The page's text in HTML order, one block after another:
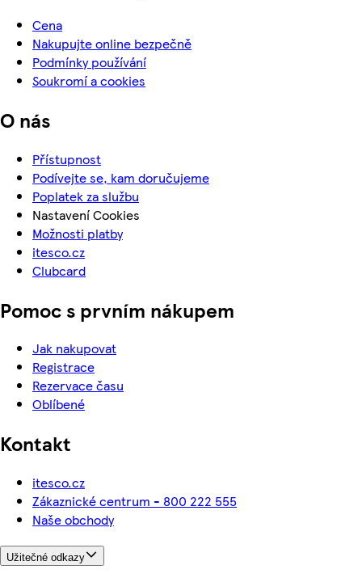
Cena
Nakupujte online bezpečně
Podmínky používání
Soukromí a cookies
O nás
Přístupnost
Podívejte se, kam doručujeme
Poplatek za službu
Nastavení Cookies
Možnosti platby
itesco.cz
Clubcard
Pomoc s prvním nákupem
Jak nakupovat
Registrace
Rezervace času
Oblíbené
Kontakt
itesco.cz
Zákaznické centrum - 800 222 555
Naše obchody
Užitečné odkazy